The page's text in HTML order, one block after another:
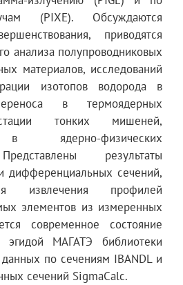
(PIXE). Обсуждаются
приводятся
анализа полупроводниковых
материалов, исследований
изотопов водорода в
в термоядерных
тонких мишеней,
ядерно-физических
результаты
дифференциальных сечений,
извлечения профилей
элементов из измеренных
современное состояние
эгидой МАГАТЭ библиотеки
по сечениям IBANDL и
сечений SigmaCalc.